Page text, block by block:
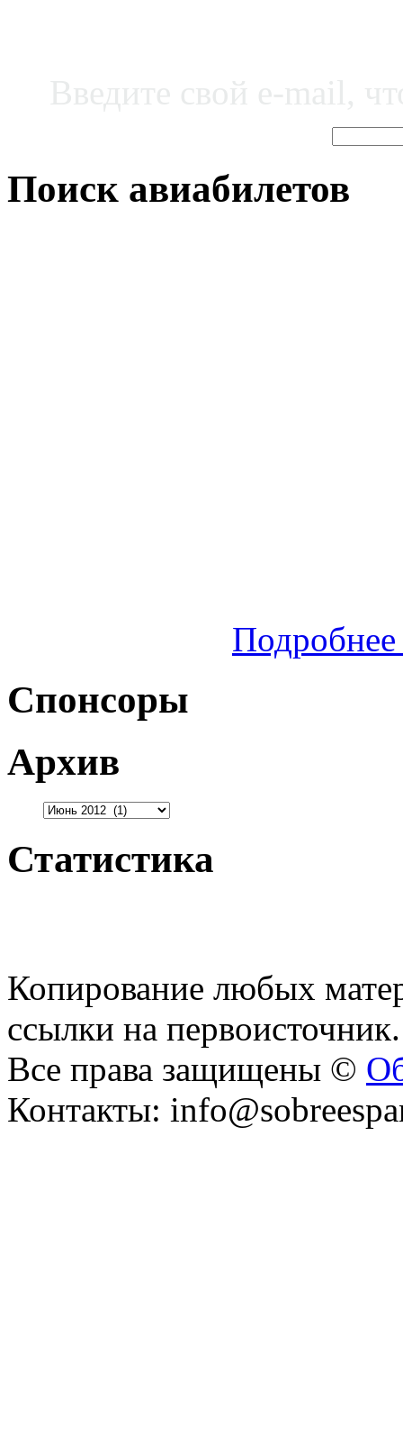
Поиск авиабилетов
Спонсоры
Архив
Статистика
Копирование любых
ссылки на первоисточник.
Все права защищены ©
Контакты: